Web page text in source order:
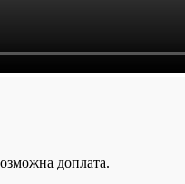
доплата.